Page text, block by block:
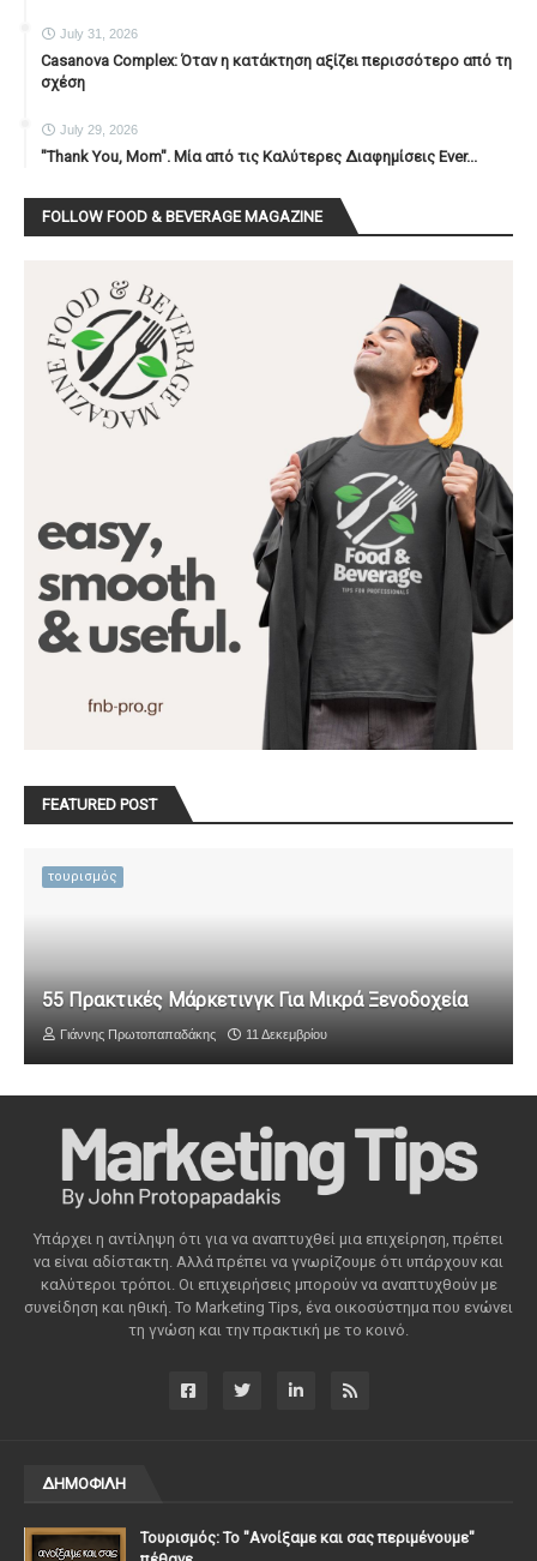
July 31, 2026
Casanova Complex: Όταν η κατάκτηση αξίζει περισσότερο από τη
σχέση
July 29, 2026
"Thank You, Mοm". Μία από τις Καλύτερες Διαφημίσεις Ever...
FOLLOW FOOD & BEVERAGE MAGAZINE
FEATURED POST
τουρισμός
55 Πρακτικές Μάρκετινγκ Για Μικρά Ξενοδοχεία
Γιάννης Πρωτοπαπαδάκης 11 Δεκεμβρίου
Υπάρχει η αντίληψη ότι για να αναπτυχθεί μια επιχείρηση, πρέπει
να είναι αδίστακτη. Αλλά πρέπει να γνωρίζουμε ότι υπάρχουν και
καλύτεροι τρόποι. Οι επιχειρήσεις μπορούν να αναπτυχθούν με
συνείδηση ​​και ηθική. Το Marketing Tips, ένα οικοσύστημα που ενώνει
τη γνώση και την πρακτική με το κοινό.
ΔΗΜΟΦΙΛΗ
Τουρισμός: Το "Ανοίξαμε και σας περιμένουμε"